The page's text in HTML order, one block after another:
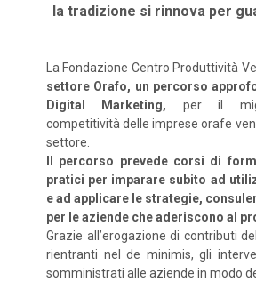
la tradizione si rinnova per
La Fondazione Centro Produttività
settore Orafo, un percorso
Digital Marketing, per il
competitività delle imprese orafe
settore.
Il percorso prevede corsi di
pratici per imparare subito ad
e ad applicare le strategie,
per le aziende che aderiscono al
Grazie all’erogazione di contributi
rientranti nel de minimis, gli
somministrati alle aziende in modo